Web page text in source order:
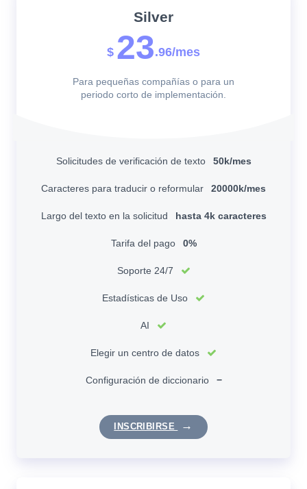
Silver
$ 23.96/mes
Para pequeñas compañías o para un
periodo corto de implementación.
Solicitudes de verificación de texto 50k/mes
Caracteres para traducir o reformular 20000k/mes
Largo del texto en la solicitud hasta 4k caracteres
Tarifa del pago 0%
Soporte 24/7
Estadísticas de Uso
AI
Elegir un centro de datos
Configuración de diccionario −
INSCRIBIRSE